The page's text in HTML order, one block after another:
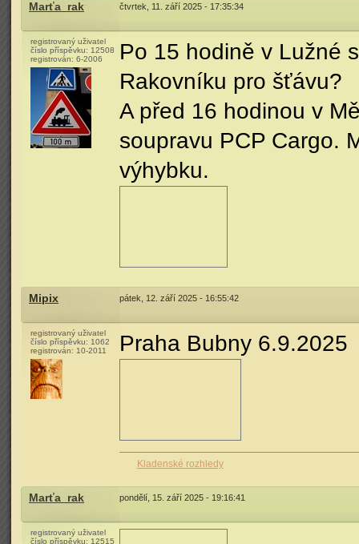
Marťa_rak čtvrtek, 11. září 2025 - 17:35:34
registrovaný uživatel
číslo příspěvku: 12508
registrován: 6-2006
Po 15 hodině v Lužné
Rakovníku pro šťávu?
A před 16 hodinou v
soupravu PCP Cargo.
výhybku.
Mipix pátek, 12. září 2025 - 16:55:42
registrovaný uživatel
číslo příspěvku: 1062
registrován: 10-2011 Praha Bubny 6.9.2025
Kladenské rozhledy
Marťa_rak pondělí, 15. září 2025 - 19:16:41
registrovaný uživatel
číslo příspěvku: 12515